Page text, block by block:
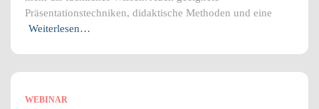
Präsentationstechniken, didaktische Methoden und eine
Weiterlesen…
WEBINAR